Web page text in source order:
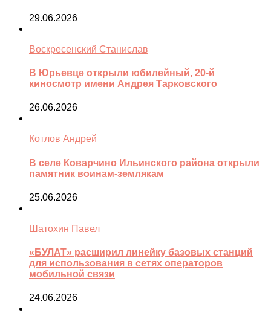
29.06.2026
Воскресенский Станислав
В Юрьевце открыли юбилейный, 20-й
киносмотр имени Андрея Тарковского
26.06.2026
Котлов Андрей
В селе Коварчино Ильинского района открыли
памятник воинам-землякам
25.06.2026
Шатохин Павел
«БУЛАТ» расширил линейку базовых станций
для использования в сетях операторов
мобильной связи
24.06.2026